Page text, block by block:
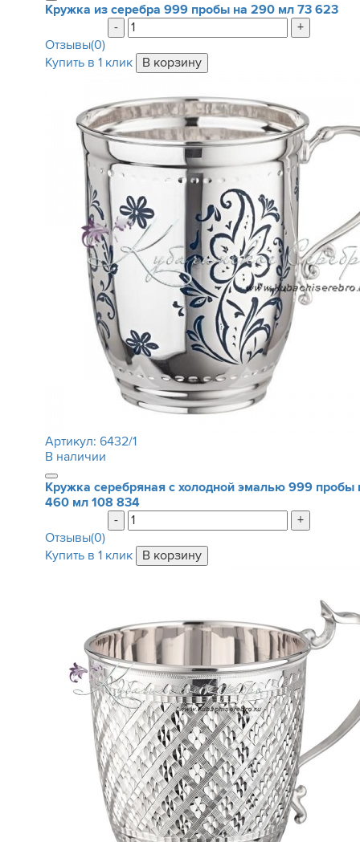
Кружка из серебра 999 пробы на 290 мл 73 623
-
+
Отзывы(0)
Купить в 1 клик
Артикул: 6432/1
В наличии
Кружка серебряная с холодной эмалью 999 пробы
460 мл 108 834
-
+
Отзывы(0)
Купить в 1 клик